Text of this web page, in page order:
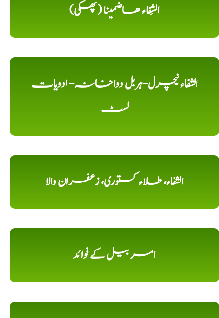
الشِفاء ھاضمینا (پھکی)
الشفاء نیچرل-ہربل دواخانہ- ادویات
لسٹ
الشفاء، طلاء کستوری، زعفران والا
امر بیل کے فوائد